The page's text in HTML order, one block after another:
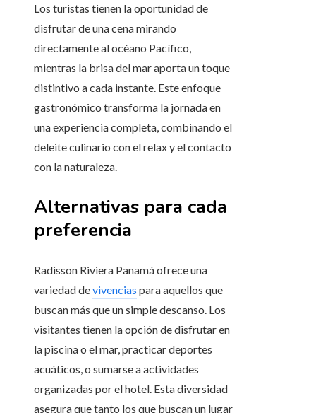
Los turistas tienen la oportunidad de
disfrutar de una cena mirando
directamente al océano Pacífico,
mientras la brisa del mar aporta un toque
distintivo a cada instante. Este enfoque
gastronómico transforma la jornada en
una experiencia completa, combinando el
deleite culinario con el relax y el contacto
con la naturaleza.
Alternativas para cada
preferencia
Radisson Riviera Panamá ofrece una
variedad devivencias para aquellos que
buscan más que un simple descanso. Los
visitantes tienen la opción de disfrutar en
la piscina o el mar, practicar deportes
acuáticos, o sumarse a actividades
organizadas por el hotel. Esta diversidad
asegura que tanto los que buscan un lugar